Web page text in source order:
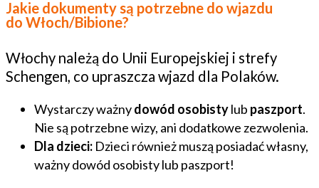
Jakie dokumenty są potrzebne do wjazdu
do Włoch/Bibione?
Włochy należą do Unii Europejskiej i strefy
Schengen, co upraszcza wjazd dla Polaków.
Wystarczy ważnydowód osobistylub paszport.
Nie są potrzebne wizy, ani dodatkowe zezwolenia.
Dla dzieci: Dzieci również muszą posiadać własny,
ważny dowód osobisty lub paszport!